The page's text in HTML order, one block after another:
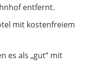
entfernt.
mit kostenfreiem
es als „gut“ mit